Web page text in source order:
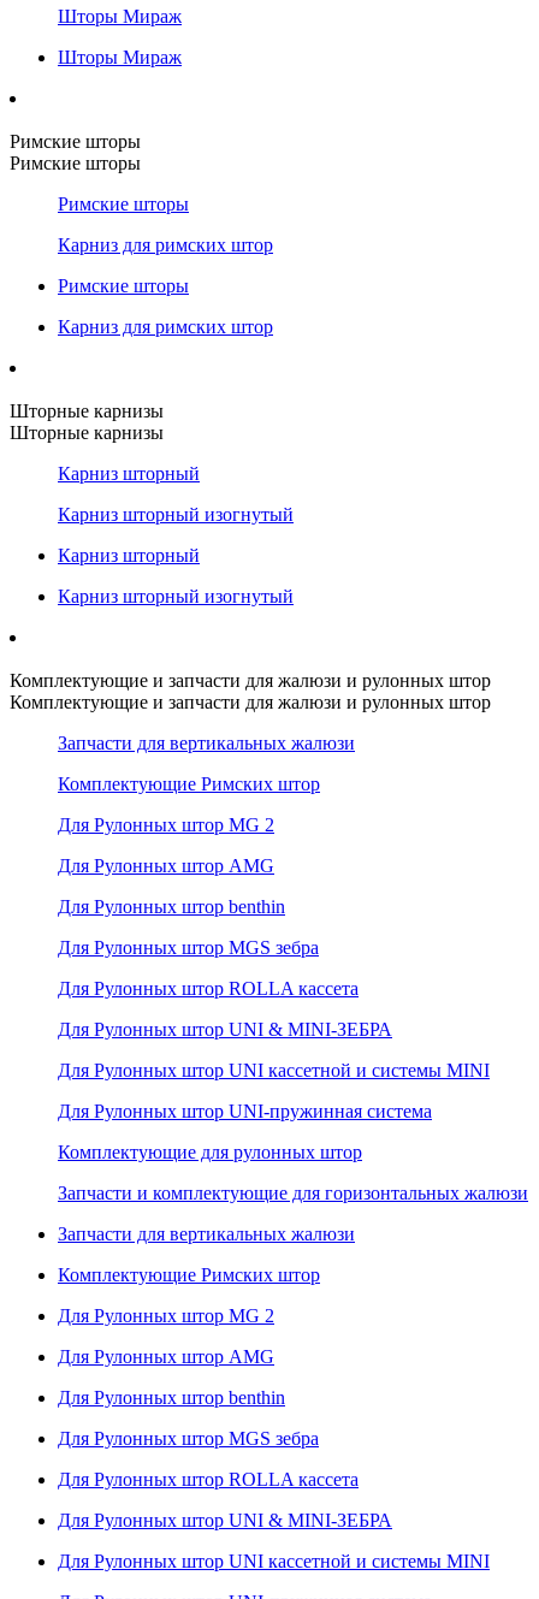
Шторы Мираж
Шторы Мираж
Римские шторы
Римские шторы
Римские шторы
Карниз для римских штор
Римские шторы
Карниз для римских штор
Шторные карнизы
Шторные карнизы
Карниз шторный
Карниз шторный изогнутый
Карниз шторный
Карниз шторный изогнутый
Комплектующие и запчасти для жалюзи и рулонных штор
Комплектующие и запчасти для жалюзи и рулонных штор
Запчасти для вертикальных жалюзи
Комплектующие Римских штор
Для Рулонных штор MG 2
Для Рулонных штор AMG
Для Рулонных штор benthin
Для Рулонных штор MGS зебра
Для Рулонных штор ROLLA кассета
Для Рулонных штор UNI & MINI-ЗЕБРА
Для Рулонных штор UNI кассетной и системы MINI
Для Рулонных штор UNI-пружинная система
Комплектующие для рулонных штор
Запчасти и комплектующие для горизонтальных жалюзи
Запчасти для вертикальных жалюзи
Комплектующие Римских штор
Для Рулонных штор MG 2
Для Рулонных штор AMG
Для Рулонных штор benthin
Для Рулонных штор MGS зебра
Для Рулонных штор ROLLA кассета
Для Рулонных штор UNI & MINI-ЗЕБРА
Для Рулонных штор UNI кассетной и системы MINI